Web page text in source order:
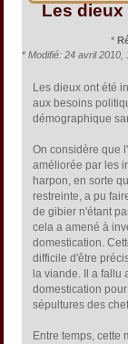
Les
*
* Modifié: 24 avril 2010,
Les dieux ont été
aux besoins
démographique
On considère que
améliorée par les
harpon, en sorte
restreinte, a pu
de gibier n'étant
cela a amené à
domestication.
difficile d'être
la viande. Il a fallu
domestication
sépultures des
Entre temps, cette